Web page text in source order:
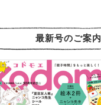
最新号のご案内